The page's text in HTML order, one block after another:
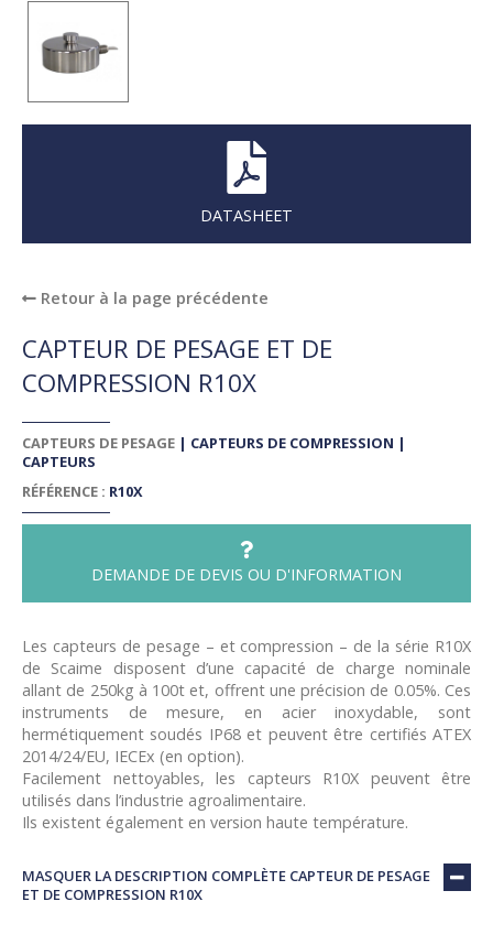
DATASHEET
Retour à la page précédente
CAPTEUR DE PESAGE ET DE
COMPRESSION R10X
CAPTEURS DE PESAGE | CAPTEURS DE COMPRESSION |
CAPTEURS
RÉFÉRENCE : R10X
DEMANDE DE DEVIS OU D'INFORMATION
Les capteurs de pesage – et compression – de la série R10X
de Scaime disposent d’une capacité de charge nominale
allant de 250kg à 100t et, offrent une précision de 0.05%. Ces
instruments de mesure, en acier inoxydable, sont
hermétiquement soudés IP68 et peuvent être certifiés ATEX
2014/24/EU, IECEx (en option).
Facilement nettoyables, les capteurs R10X peuvent être
utilisés dans l’industrie agroalimentaire.
Ils existent également en version haute température.
MASQUER LA DESCRIPTION COMPLÈTE CAPTEUR DE PESAGE
ET DE COMPRESSION R10X